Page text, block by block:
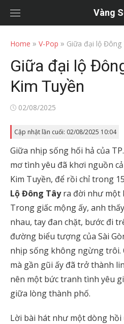
Vàng
Home » V-Pop » Giữa đại lộ Đông
Giữa đại lộ
Kim Tuyền
Posted
02/08/2025
Cập nhật lần cuối: 02/08/2025 10:04
Giữa nhịp sống hối hả của
mơ tình yêu đã khơi nguồn
Kim Tuyền, để rồi chỉ trong
Lộ Đông Tâyra đời như một
Trong giấc mộng ấy, anh
nhau, tay đan chặt, bước đi
đường biểu tượng của Sài
nhịp sống không ngừng trôi.
mà gần gũi ấy đã trở thành
nên một bức tranh tình yêu
giữa lòng thành phố.
Lời bài hát như một dòng